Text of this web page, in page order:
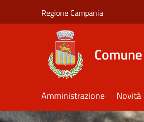
Regione Campania
Amministrazione Novità